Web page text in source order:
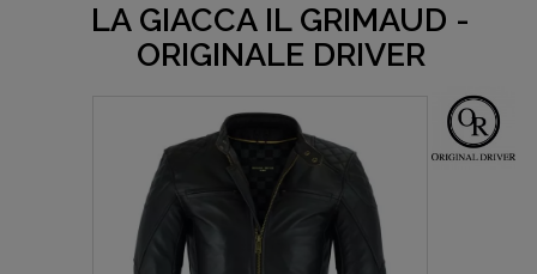
LA GIACCA IL GRIMAUD -
ORIGINALE DRIVER